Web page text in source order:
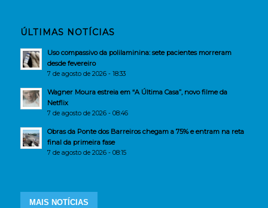
ÚLTIMAS NOTÍCIAS
Uso compassivo da polilaminina: sete pacientes morreram
desde fevereiro
7 de agosto de 2026 - 18:33
Wagner Moura estreia em “A Última Casa”, novo filme da
Netflix
7 de agosto de 2026 - 08:46
Obras da Ponte dos Barreiros chegam a 75% e entram na reta
final da primeira fase
7 de agosto de 2026 - 08:15
MAIS NOTÍCIAS